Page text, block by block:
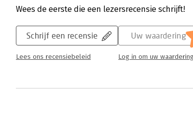
Wees de eerste die een lezersrecensie schrijft!
Schrijf een recensie
Lees ons recensiebeleid
Uw waardering
Log in om uw